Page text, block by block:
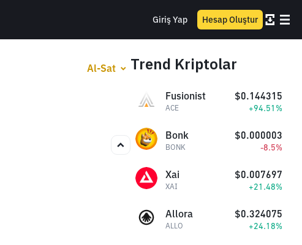
Giriş Yap Hesap Oluştur
Al-Sat Trend Kriptolar
Fusionist
ACE
$0.144315
+94.51%
Bonk
BONK
$0.000003
-8.5%
Xai
XAI
$0.007697
+21.48%
Allora
ALLO
$0.324075
+24.18%